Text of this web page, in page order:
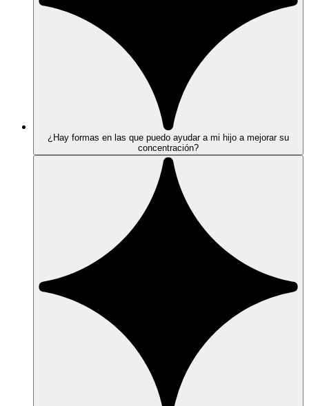
¿Hay formas en las que puedo ayudar a mi hijo a mejorar su
concentración?